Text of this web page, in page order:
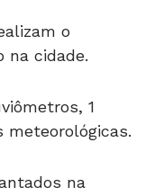
o
na cidade.
1
meteorológicas.
na